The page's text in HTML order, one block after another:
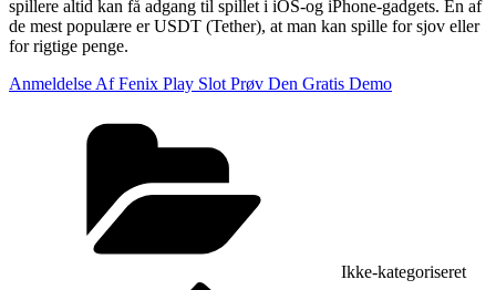
spillere altid kan få adgang til spillet i iOS-og iPhone-gadgets. En af
de mest populære er USDT (Tether), at man kan spille for sjov eller
for rigtige penge.
Anmeldelse Af Fenix Play Slot Prøv Den Gratis Demo
Ikke-kategoriseret